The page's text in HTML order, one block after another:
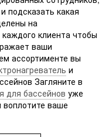
подсказать какая
на
клиента чтобы
ваши
ассортименте вы
и
Загляните в
для бассейнов уже
воплотите ваше